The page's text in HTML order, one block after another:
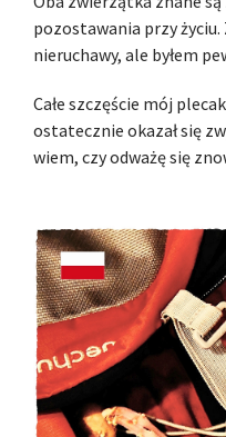
pozostawania przy
nieruchawy, ale byłem
Całe szczęście mój
ostatecznie okazał się
wiem, czy odważę się